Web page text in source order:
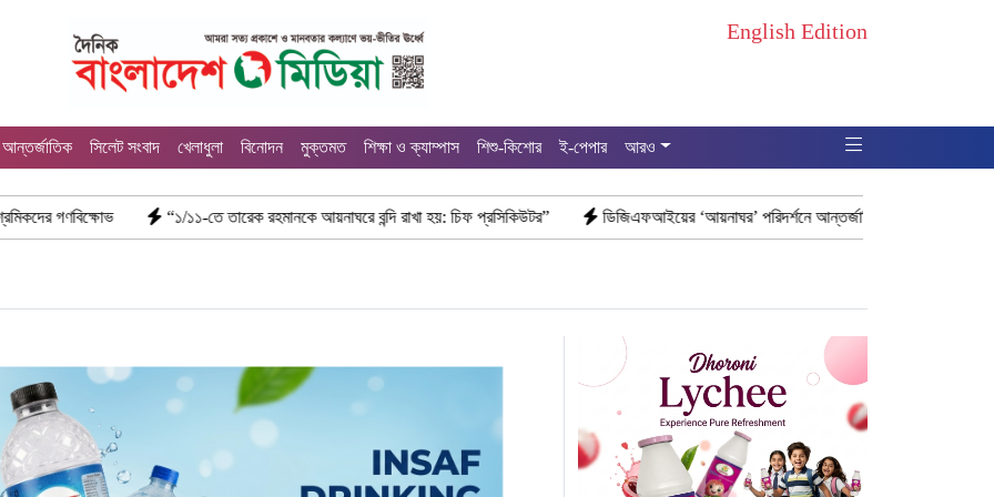
English Edition
আন্তর্জাতিক সিলেট সংবাদ খেলাধুলা বিনোদন মুক্তমত শিক্ষা ও ক্যাম্পাস শিশু-কিশোর ই-পেপার আরও
“১/১১-তে তারেক রহমানকে আয়নাঘরে বন্দি রাখা হয়: চিফ প্রসিকিউটর” ডিজিএফআইয়ের ‘আয়নাঘর’ পরিদর্শনে আন্তর্জাতিক অপরাধ ট্রাইব্যুনালের বিচারক দল